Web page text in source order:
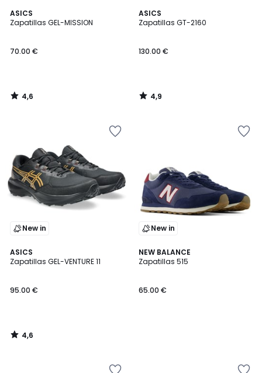
ASICS
Zapatillas GEL-MISSION
70.00 €
4,6
/ 5
4,6
/
ASICS
Zapatillas GT-2160
130.00 €
4,9
/ 5
4,9
/
New in
ASICS
Zapatillas GEL-VENTURE 11
95.00 €
4,6
/ 5
4,6
/
New in
NEW BALANCE
Zapatillas 515
65.00 €